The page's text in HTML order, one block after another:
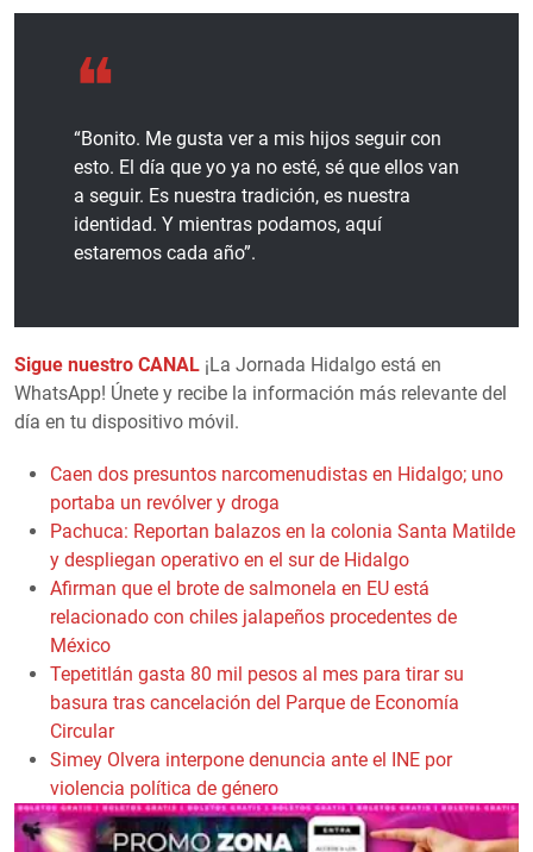
“Bonito. Me gusta ver a mis hijos seguir con
esto. El día que yo ya no esté, sé que ellos van
a seguir. Es nuestra tradición, es nuestra
identidad. Y mientras podamos, aquí
estaremos cada año”.
Sigue nuestro CANAL ¡La Jornada Hidalgo está en
WhatsApp! Únete y recibe la información más relevante del
día en tu dispositivo móvil.
Caen dos presuntos narcomenudistas en Hidalgo; uno
portaba un revólver y droga
Pachuca: Reportan balazos en la colonia Santa Matilde
y despliegan operativo en el sur de Hidalgo
Afirman que el brote de salmonela en EU está
relacionado con chiles jalapeños procedentes de
México
Tepetitlán gasta 80 mil pesos al mes para tirar su
basura tras cancelación del Parque de Economía
Circular
Simey Olvera interpone denuncia ante el INE por
violencia política de género